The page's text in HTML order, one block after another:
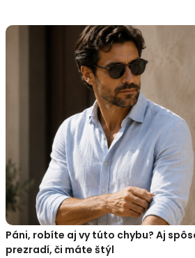
Páni, robíte aj vy túto chybu? Aj
prezradí, či máte štýl